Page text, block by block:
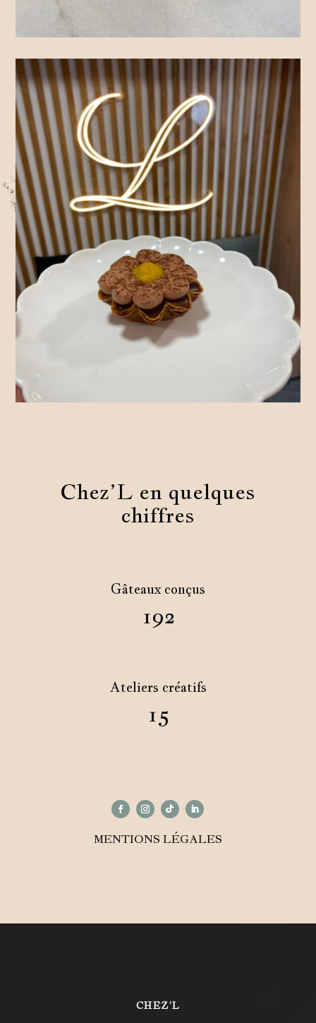
Chez’L en quelques
chiffres
Gâteaux conçus
192
Ateliers créatifs
15
MENTIONS LÉGALES
CHEZ’L